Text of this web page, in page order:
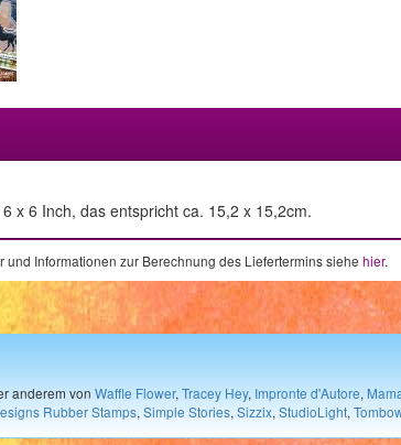
x 6 Inch, das entspricht ca. 15,2 x 15,2cm.
Informationen zur Berechnung des Liefertermins siehe hier.
anderem von Waffle Flower, Tracey Hey, Impronte d'Autore,
Rubber Stamps, Simple Stories, Sizzix, StudioLight,